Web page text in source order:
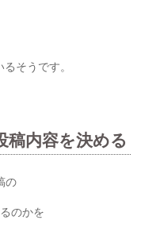
そうです。
稿内容を決める
の
のかを